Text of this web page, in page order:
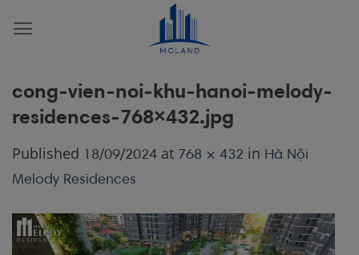
cong-vien-noi-khu-hanoi-melody-
residences-768×432.jpg
Published
18/09/2024 at 768 × 432 in Hà Nội
Melody Residences